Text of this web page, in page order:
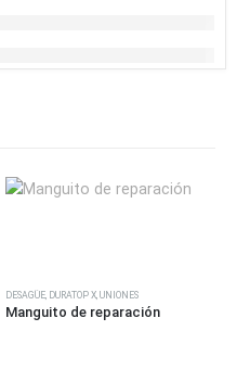
Este producto tiene múltiples variantes. Las opciones se pueden elegir en la página de producto
DESAGÜE, DURATOP X, UNIONES
Manguito de reparación